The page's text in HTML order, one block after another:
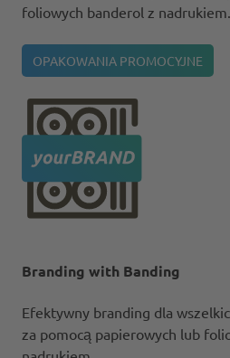
foliowych banderol z nadrukiem.
OPAKOWANIA PROMOCYJNE
Branding with Banding
Efektywny branding dla
za pomocą papierowych lub